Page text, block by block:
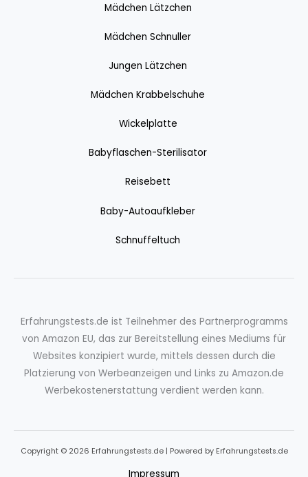
Mädchen Lätzchen
Mädchen Schnuller
Jungen Lätzchen
Mädchen Krabbelschuhe
Wickelplatte
Babyflaschen-Sterilisator
Reisebett
Baby-Autoaufkleber
Schnuffeltuch
Erfahrungstests.de ist Teilnehmer des Partnerprogramms
von Amazon EU, das zur Bereitstellung eines Mediums für
Websites konzipiert wurde, mittels dessen durch die
Platzierung von Werbeanzeigen und Links zu Amazon.de
Werbekostenerstattung verdient werden kann.
Copyright © 2026 Erfahrungstests.de | Powered by Erfahrungstests.de
Impressum